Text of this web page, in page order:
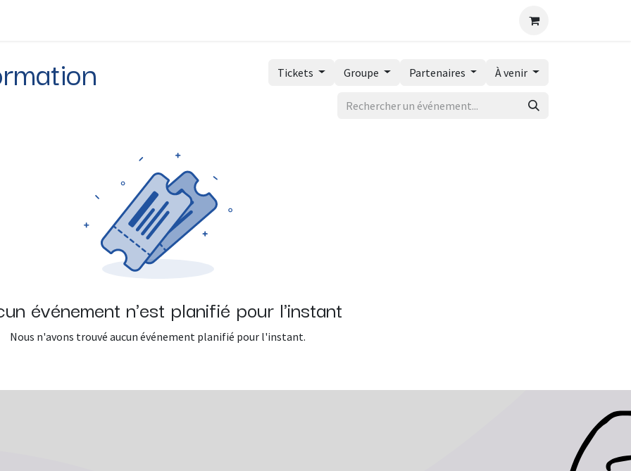
Tickets Groupe Partenaires À venir
événement n'est planifié pour l'instant
Nous n'avons trouvé aucun événement planifié pour l'instant.